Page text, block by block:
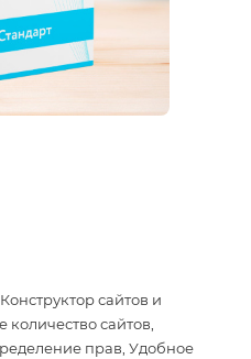
Конструктор сайтов и
сайтов,
прав, Удобное